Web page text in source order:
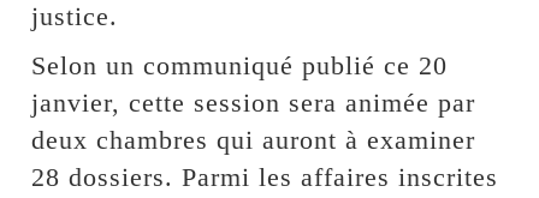
justice.
Selon un communiqué publié ce 20
janvier, cette session sera animée par
deux chambres qui auront à examiner
28 dossiers. Parmi les affaires inscrites